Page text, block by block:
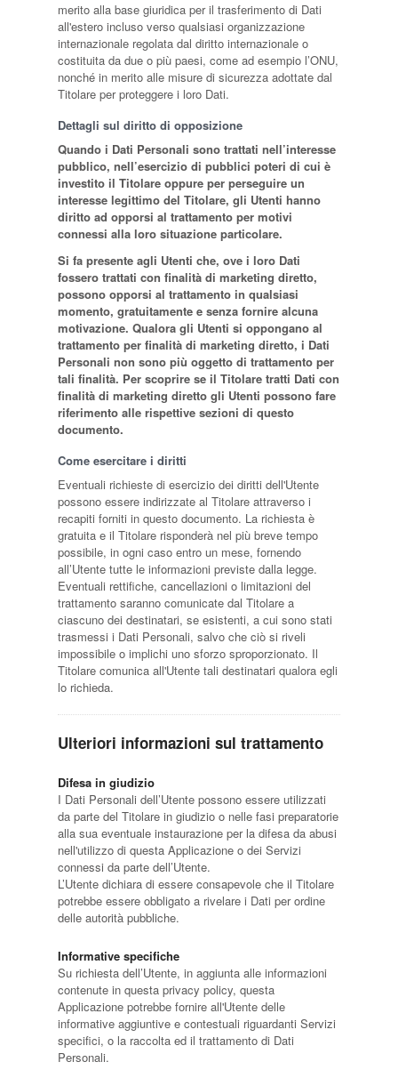
merito alla base giuridica per il trasferimento di Dati
all'estero incluso verso qualsiasi organizzazione
internazionale regolata dal diritto internazionale o
costituita da due o più paesi, come ad esempio l’ONU,
nonché in merito alle misure di sicurezza adottate dal
Titolare per proteggere i loro Dati.
Dettagli sul diritto di opposizione
Quando i Dati Personali sono trattati nell’interesse
pubblico, nell’esercizio di pubblici poteri di cui è
investito il Titolare oppure per perseguire un
interesse legittimo del Titolare, gli Utenti hanno
diritto ad opporsi al trattamento per motivi
connessi alla loro situazione particolare.
Si fa presente agli Utenti che, ove i loro Dati
fossero trattati con finalità di marketing diretto,
possono opporsi al trattamento in qualsiasi
momento, gratuitamente e senza fornire alcuna
motivazione. Qualora gli Utenti si oppongano al
trattamento per finalità di marketing diretto, i Dati
Personali non sono più oggetto di trattamento per
tali finalità. Per scoprire se il Titolare tratti Dati con
finalità di marketing diretto gli Utenti possono fare
riferimento alle rispettive sezioni di questo
documento.
Come esercitare i diritti
Eventuali richieste di esercizio dei diritti dell'Utente
possono essere indirizzate al Titolare attraverso i
recapiti forniti in questo documento. La richiesta è
gratuita e il Titolare risponderà nel più breve tempo
possibile, in ogni caso entro un mese, fornendo
all’Utente tutte le informazioni previste dalla legge.
Eventuali rettifiche, cancellazioni o limitazioni del
trattamento saranno comunicate dal Titolare a
ciascuno dei destinatari, se esistenti, a cui sono stati
trasmessi i Dati Personali, salvo che ciò si riveli
impossibile o implichi uno sforzo sproporzionato. Il
Titolare comunica all'Utente tali destinatari qualora egli
lo richieda.
Ulteriori informazioni sul trattamento
Difesa in giudizio
I Dati Personali dell’Utente possono essere utilizzati
da parte del Titolare in giudizio o nelle fasi preparatorie
alla sua eventuale instaurazione per la difesa da abusi
nell'utilizzo di questa Applicazione o dei Servizi
connessi da parte dell’Utente.
L’Utente dichiara di essere consapevole che il Titolare
potrebbe essere obbligato a rivelare i Dati per ordine
delle autorità pubbliche.
Informative specifiche
Su richiesta dell’Utente, in aggiunta alle informazioni
contenute in questa privacy policy, questa
Applicazione potrebbe fornire all'Utente delle
informative aggiuntive e contestuali riguardanti Servizi
specifici, o la raccolta ed il trattamento di Dati
Personali.